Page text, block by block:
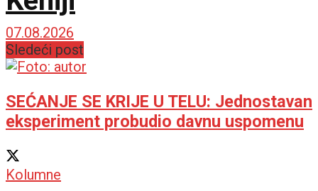
07.08.2026
Sledeći post
SEĆANJE SE KRIJE U TELU: Jednostavan
eksperiment probudio davnu uspomenu
Kolumne